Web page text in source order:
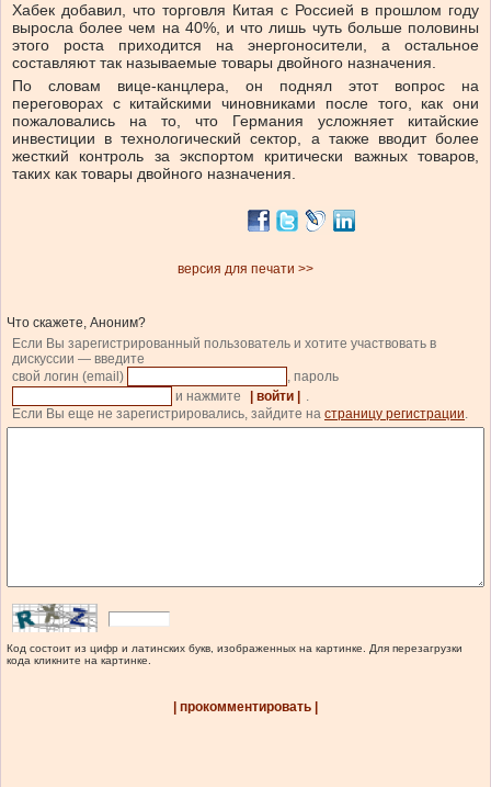
Хабек добавил, что торговля Китая с Россией в прошлом году
выросла более чем на 40%, и что лишь чуть больше половины
этого роста приходится на энергоносители, а остальное
составляют так называемые товары двойного назначения.
По словам вице-канцлера, он поднял этот вопрос на
переговорах с китайскими чиновниками после того, как они
пожаловались на то, что Германия усложняет китайские
инвестиции в технологический сектор, а также вводит более
жесткий контроль за экспортом критически важных товаров,
таких как товары двойного назначения.
версия для печати >>
Что скажете, Аноним?
Если Вы зарегистрированный пользователь и хотите участвовать в
дискуссии — введите
свой логин (email)
, пароль
и нажмите
| войти |
.
Если Вы еще не зарегистрировались, зайдите на страницу регистрации.
Код состоит из цифр и латинских букв, изображенных на картинке. Для перезагрузки
кода кликните на картинке.
| прокомментировать |